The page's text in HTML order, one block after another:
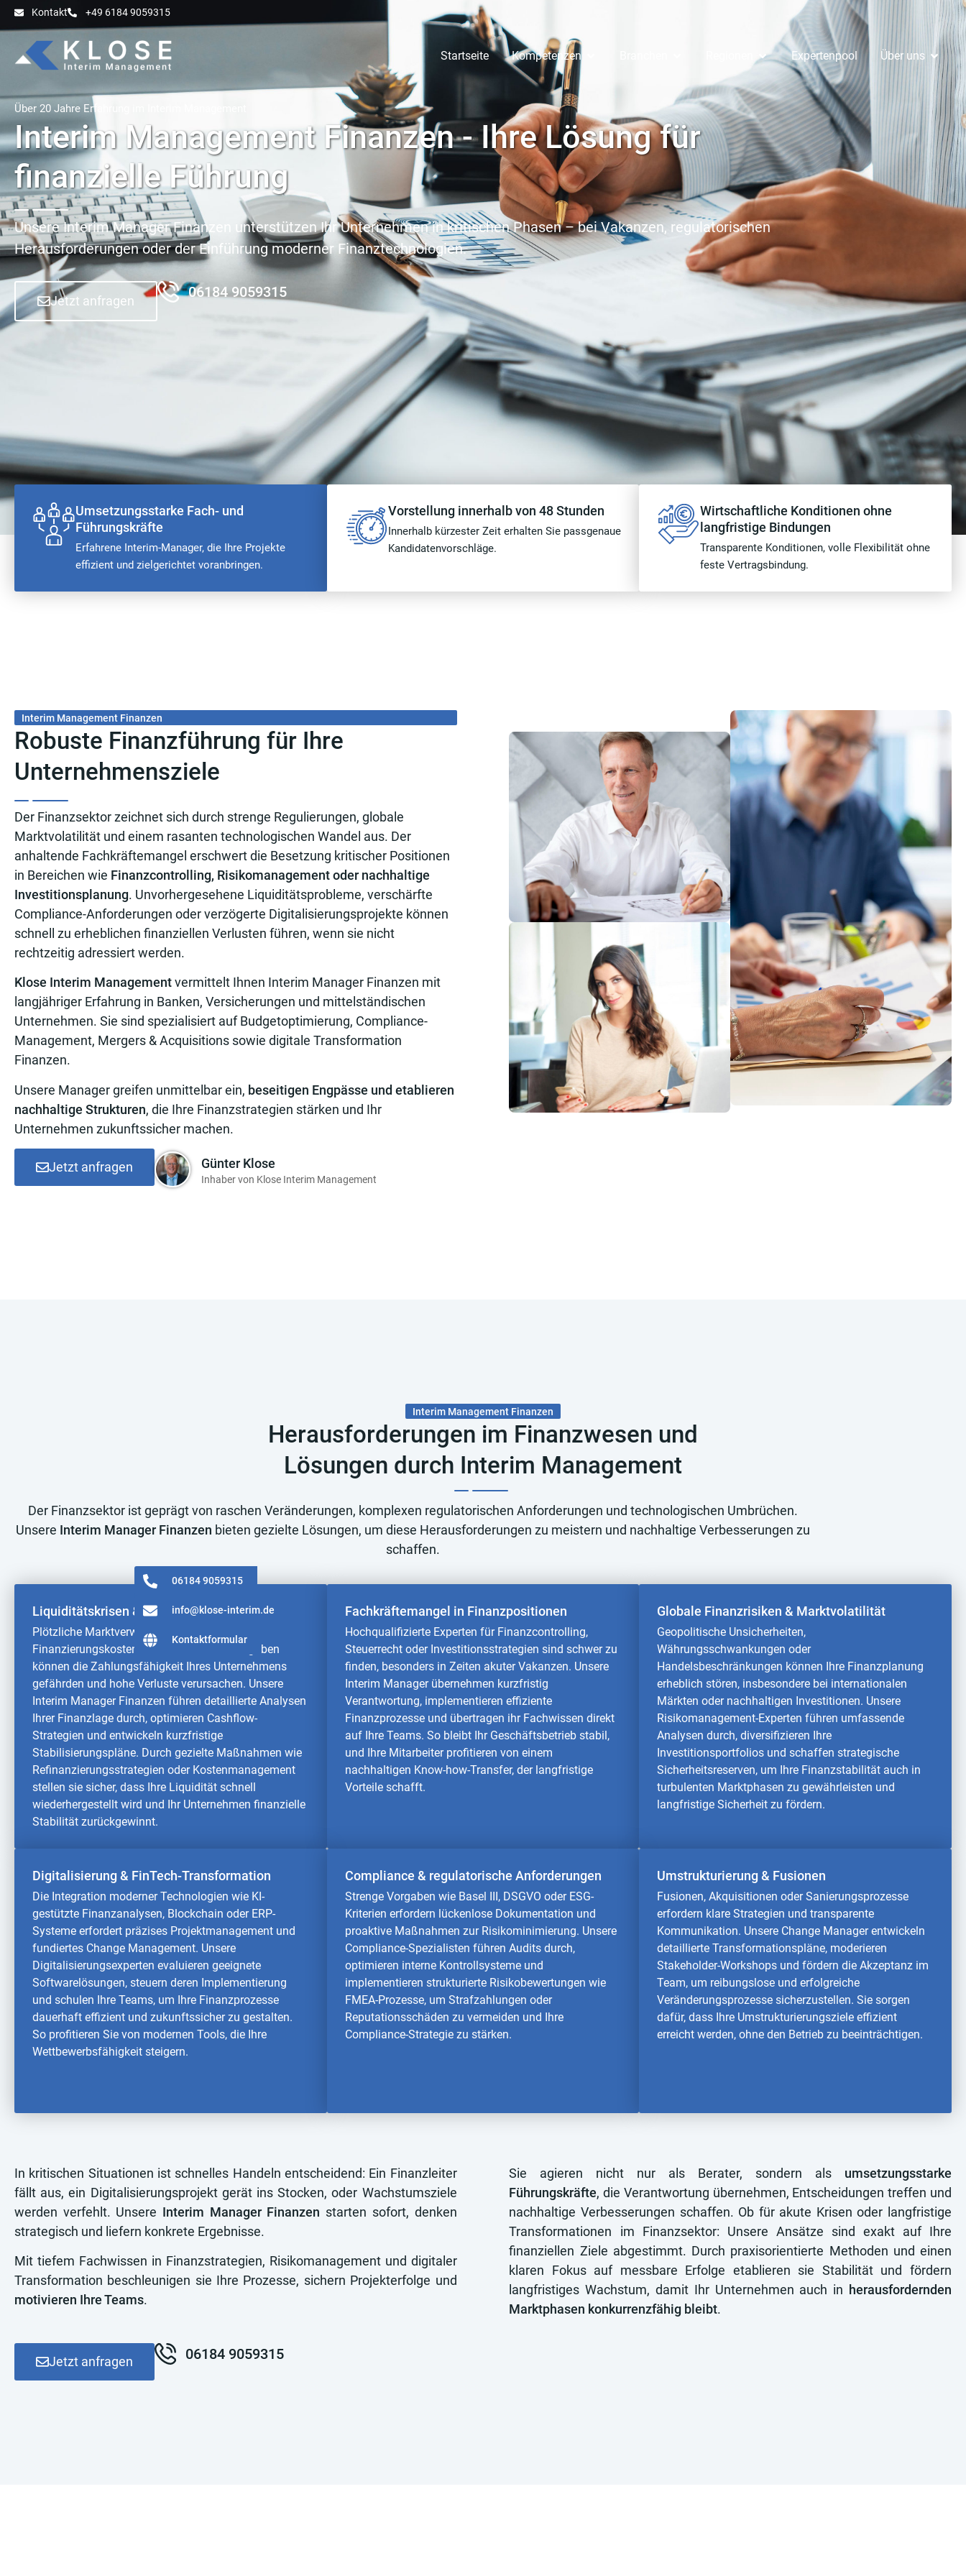
Kontakt +49 6184 9059315
Startseite Kompetenzen Expertenpool Über uns
Über 20 Jahre Erfahrung im Interim Management
Interim Management Finanzen - Ihre Lösung für
finanzielle Führung
Unsere Interim Manager Finanzen unterstützen Ihr Unternehmen in kritischen Phasen – bei Vakanzen, regulatorischen
Herausforderungen oder der Einführung moderner Finanztechnologien.
Jetzt anfragen
06184 9059315
Umsetzungsstarke Fach- und
Führungskräfte
Erfahrene Interim-Manager, die Ihre Projekte
effizient und zielgerichtet voranbringen.
Vorstellung innerhalb von 48 Stunden
Innerhalb kürzester Zeit erhalten Sie passgenaue
Kandidatenvorschläge.
Wirtschaftliche Konditionen ohne
langfristige Bindungen
Transparente Konditionen, volle Flexibilität ohne
feste Vertragsbindung.
Interim Management Finanzen
Robuste Finanzführung für Ihre
Unternehmensziele
Der Finanzsektor zeichnet sich durch strenge Regulierungen, globale
Marktvolatilität und einem rasanten technologischen Wandel aus. Der
anhaltende Fachkräftemangel erschwert die Besetzung kritischer Positionen
in Bereichen wie Finanzcontrolling, Risikomanagement oder nachhaltige
Investitionsplanung. Unvorhergesehene Liquiditätsprobleme, verschärfte
Compliance-Anforderungen oder verzögerte Digitalisierungsprojekte können
schnell zu erheblichen finanziellen Verlusten führen, wenn sie nicht
rechtzeitig adressiert werden.
Klose Interim Managementvermittelt Ihnen Interim Manager Finanzen mit
langjähriger Erfahrung in Banken, Versicherungen und mittelständischen
Unternehmen. Sie sind spezialisiert auf Budgetoptimierung, Compliance-
Management, Mergers & Acquisitions sowie digitale Transformation
Finanzen.
Unsere Manager greifen unmittelbar ein, beseitigen Engpässe und etablieren
nachhaltige Strukturen, die Ihre Finanzstrategien stärken und Ihr
Unternehmen zukunftssicher machen.
Jetzt anfragen Günter Klose
Inhaber von Klose Interim Management
Interim Management Finanzen
Herausforderungen im Finanzwesen und
Lösungen durch Interim Management
Der Finanzsektor ist geprägt von raschen Veränderungen, komplexen regulatorischen Anforderungen und technologischen Umbrüchen.
Unsere Interim Manager Finanzen bieten gezielte Lösungen, um diese Herausforderungen zu meistern und nachhaltige Verbesserungen zu
schaffen.
Liquiditätskrisen & finanzielle Engpässe
Plötzliche Marktverwerfungen, steigende
Finanzierungskosten oder unerwartete Ausgaben
können die Zahlungsfähigkeit Ihres Unternehmens
gefährden und hohe Verluste verursachen. Unsere
Interim Manager Finanzen führen detaillierte Analysen
Ihrer Finanzlage durch, optimieren Cashflow-
Strategien und entwickeln kurzfristige
Stabilisierungspläne. Durch gezielte Maßnahmen wie
Refinanzierungsstrategien oder Kostenmanagement
stellen sie sicher, dass Ihre Liquidität schnell
wiederhergestellt wird und Ihr Unternehmen finanzielle
Stabilität zurückgewinnt.
Fachkräftemangel in Finanzpositionen
Hochqualifizierte Experten für Finanzcontrolling,
Steuerrecht oder Investitionsstrategien sind schwer zu
finden, besonders in Zeiten akuter Vakanzen. Unsere
Interim Manager übernehmen kurzfristig
Verantwortung, implementieren effiziente
Finanzprozesse und übertragen ihr Fachwissen direkt
auf Ihre Teams. So bleibt Ihr Geschäftsbetrieb stabil,
und Ihre Mitarbeiter profitieren von einem
nachhaltigen Know-how-Transfer, der langfristige
Vorteile schafft.
Globale Finanzrisiken & Marktvolatilität
Geopolitische Unsicherheiten,
Währungsschwankungen oder
Handelsbeschränkungen können Ihre Finanzplanung
erheblich stören, insbesondere bei internationalen
Märkten oder nachhaltigen Investitionen. Unsere
Risikomanagement-Experten führen umfassende
Analysen durch, diversifizieren Ihre
Investitionsportfolios und schaffen strategische
Sicherheitsreserven, um Ihre Finanzstabilität auch in
turbulenten Marktphasen zu gewährleisten und
langfristige Sicherheit zu fördern.
Digitalisierung & FinTech-Transformation
Die Integration moderner Technologien wie KI-
gestützte Finanzanalysen, Blockchain oder ERP-
Systeme erfordert präzises Projektmanagement und
fundiertes Change Management. Unsere
Digitalisierungsexperten evaluieren geeignete
Softwarelösungen, steuern deren Implementierung
und schulen Ihre Teams, um Ihre Finanzprozesse
dauerhaft effizient und zukunftssicher zu gestalten.
So profitieren Sie von modernen Tools, die Ihre
Wettbewerbsfähigkeit steigern.
Compliance & regulatorische Anforderungen
Strenge Vorgaben wie Basel III, DSGVO oder ESG-
Kriterien erfordern lückenlose Dokumentation und
proaktive Maßnahmen zur Risikominimierung. Unsere
Compliance-Spezialisten führen Audits durch,
optimieren interne Kontrollsysteme und
implementieren strukturierte Risikobewertungen wie
FMEA-Prozesse, um Strafzahlungen oder
Reputationsschäden zu vermeiden und Ihre
Compliance-Strategie zu stärken.
Umstrukturierung & Fusionen
Fusionen, Akquisitionen oder Sanierungsprozesse
erfordern klare Strategien und transparente
Kommunikation. Unsere Change Manager entwickeln
detaillierte Transformationspläne, moderieren
Stakeholder-Workshops und fördern die Akzeptanz im
Team, um reibungslose und erfolgreiche
Veränderungsprozesse sicherzustellen. Sie sorgen
dafür, dass Ihre Umstrukturierungsziele effizient
erreicht werden, ohne den Betrieb zu beeinträchtigen.
In kritischen Situationen ist schnelles Handeln entscheidend: Ein Finanzleiter
fällt aus, ein Digitalisierungsprojekt gerät ins Stocken, oder Wachstumsziele
werden verfehlt. Unsere Interim Manager Finanzen starten sofort, denken
strategisch und liefern konkrete Ergebnisse.
Mit tiefem Fachwissen in Finanzstrategien, Risikomanagement und digitaler
Transformation beschleunigen sie Ihre Prozesse, sichern Projekterfolge und
motivieren Ihre Teams.
Sie agieren nicht nur als Berater, sondern als umsetzungsstarke
Führungskräfte, die Verantwortung übernehmen, Entscheidungen treffen und
nachhaltige Verbesserungen schaffen. Ob für akute Krisen oder langfristige
Transformationen im Finanzsektor: Unsere Ansätze sind exakt auf Ihre
finanziellen Ziele abgestimmt. Durch praxisorientierte Methoden und einen
klaren Fokus auf messbare Erfolge etablieren sie Stabilität und fördern
langfristiges Wachstum, damit Ihr Unternehmen auch in herausfordernden
Marktphasen konkurrenzfähig bleibt.
Jetzt anfragen 06184 9059315
06184 9059315
info@klose-interim.de
Kontaktformular